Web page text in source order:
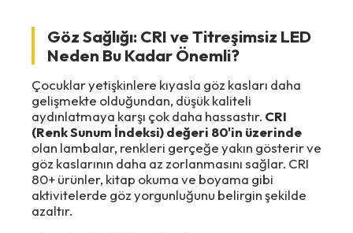
Göz Sağlığı: CRI ve Titreşimsiz LED
Neden Bu Kadar Önemli?
Çocuklar yetişkinlere kıyasla göz kasları daha
gelişmekte olduğundan, düşük kaliteli
aydınlatmaya karşı çok daha hassastır. CRI
(Renk Sunum İndeksi) değeri 80'in üzerinde
olan lambalar, renkleri gerçeğe yakın gösterir ve
göz kaslarının daha az zorlanmasını sağlar. CRI
80+ ürünler, kitap okuma ve boyama gibi
aktivitelerde göz yorgunluğunu belirgin şekilde
azaltır.